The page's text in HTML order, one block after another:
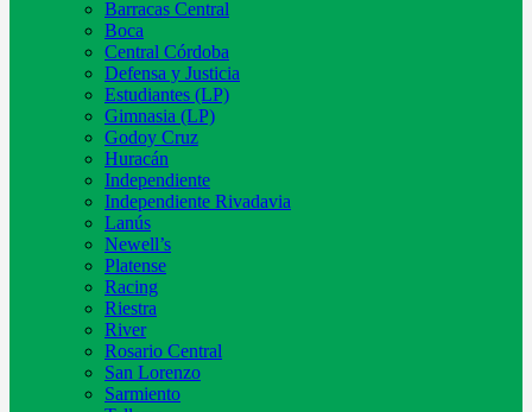
Barracas Central
Boca
Central Córdoba
Defensa y Justicia
Estudiantes (LP)
Gimnasia (LP)
Godoy Cruz
Huracán
Independiente
Independiente Rivadavia
Lanús
Newell’s
Platense
Racing
Riestra
River
Rosario Central
San Lorenzo
Sarmiento